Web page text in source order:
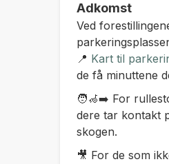
Adkomst
Ved
📍 Kart til
de få minuttene
🧑‍🦽‍➡️ For
dere tar kontakt
skogen.
🎥 For de som